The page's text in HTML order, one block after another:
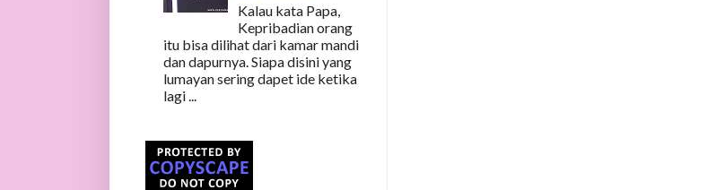
Kalau kata Papa,
Kepribadian orang
itu bisa dilihat dari kamar mandi
dan dapurnya. Siapa disini yang
lumayan sering dapet ide ketika
lagi ...